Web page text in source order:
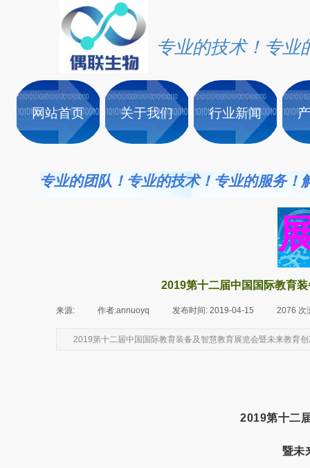
专业的技术！专业
网站首页 关于我们 行业新闻
专业的团队！专业的技术！专业的服务
2019第十二届中国国际教育
来源: 作者:annuoyq 发布时间: 2019-04-15 2076 次
2019第十二届中国国际教育装备及智慧教育展览会暨未来教育
2019第十二
暨未